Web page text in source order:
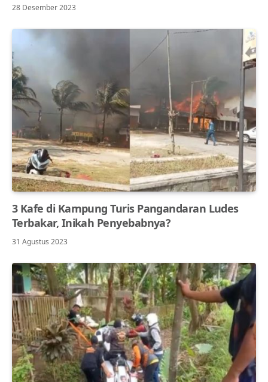
28 Desember 2023
3 Kafe di Kampung Turis Pangandaran Ludes
Terbakar, Inikah Penyebabnya?
31 Agustus 2023